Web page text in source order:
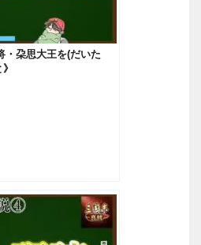
・朶思大王を(だいた